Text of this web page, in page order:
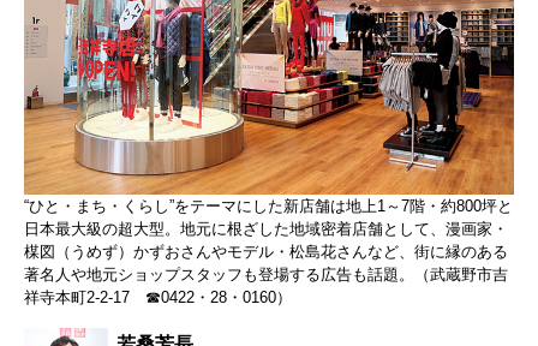
“ひと・まち・くらし”をテーマにした新店舗は地上1～7階・約800坪と
日本最大級の超大型。地元に根ざした地域密着店舗として、漫画家・
楳図（うめず）かずおさんやモデル・松島花さんなど、街に縁のある
著名人や地元ショップスタッフも登場する広告も話題。（武蔵野市吉
祥寺本町2-2-17 ☎0422・28・0160）